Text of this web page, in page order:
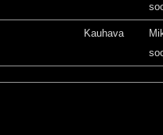
Kauhava